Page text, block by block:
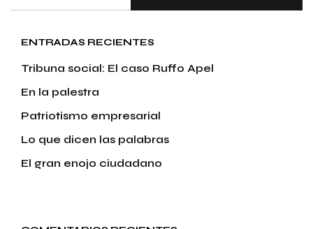
ENTRADAS RECIENTES
Tribuna social: El caso Ruffo Apel
En la palestra
Patriotismo empresarial
Lo que dicen las palabras
El gran enojo ciudadano